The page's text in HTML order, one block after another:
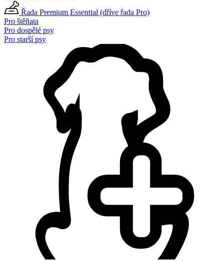
Řada Premium Essential (dříve řada Pro)
Pro štěňata
Pro dospělé psy
Pro starší psy